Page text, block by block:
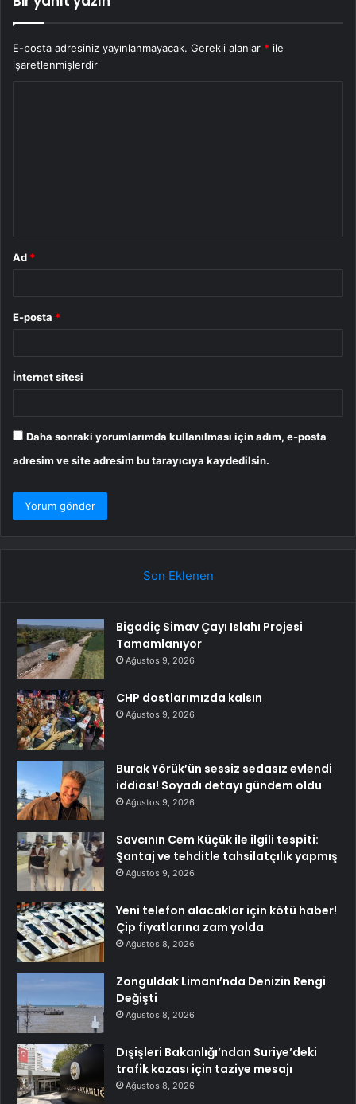
E-posta adresiniz yayınlanmayacak. Gerekli alanlar * ile
işaretlenmişlerdir
Ad *
E-posta *
İnternet sitesi
Daha sonraki yorumlarımda kullanılması için adım, e-posta
adresim ve site adresim bu tarayıcıya kaydedilsin.
Son Eklenen
Bigadiç Simav Çayı Islahı Projesi
Tamamlanıyor
Ağustos 9, 2026
CHP dostlarımızda kalsın
Ağustos 9, 2026
Burak Yörük’ün sessiz sedasız evlendi
iddiası! Soyadı detayı gündem oldu
Ağustos 9, 2026
Savcının Cem Küçük ile ilgili tespiti:
Şantaj ve tehditle tahsilatçılık yapmış
Ağustos 9, 2026
Yeni telefon alacaklar için kötü haber!
Çip fiyatlarına zam yolda
Ağustos 8, 2026
Zonguldak Limanı’nda Denizin Rengi
Değişti
Ağustos 8, 2026
Dışişleri Bakanlığı’ndan Suriye’deki
trafik kazası için taziye mesajı
Ağustos 8, 2026